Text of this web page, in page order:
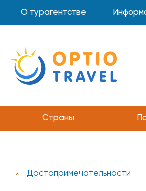
О турагентстве
Страны
Достопримечательности